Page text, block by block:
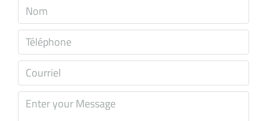
08
09